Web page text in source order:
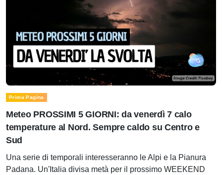
Prima Pagina
Meteo PROSSIMI 5 GIORNI: da venerdì 7 calo
temperature al Nord. Sempre caldo su Centro e
Sud
Una serie di temporali interesseranno le Alpi e la Pianura
Padana. Un'Italia divisa metà per il prossimo WEEKEND